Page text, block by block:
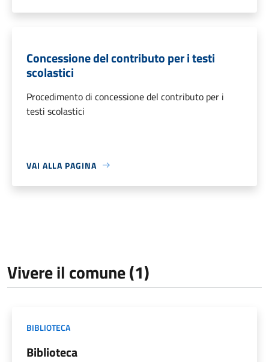
Concessione del contributo per i testi
scolastici
Procedimento di concessione del contributo per i
testi scolastici
VAI ALLA PAGINA
Vivere il comune (1)
BIBLIOTECA
Biblioteca